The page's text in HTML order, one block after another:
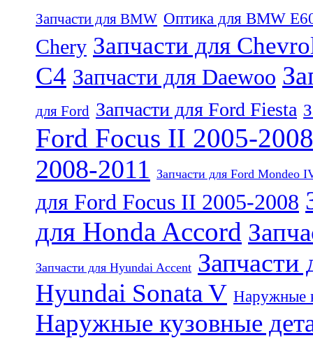
Запчасти для BMW Оптика для BMW
Chery Запчасти для
C4 Запчасти для Daewoo
для Ford Запчасти для Ford Fiesta
Ford Focus II 2005-2008
2008-2011 Запчасти для Ford Mondeo
для Ford Focus II 2005-2008
для Honda Accord
Запчасти для Hyundai Accent Запчасти
Hyundai Sonata V Наружные
Наружные кузовные